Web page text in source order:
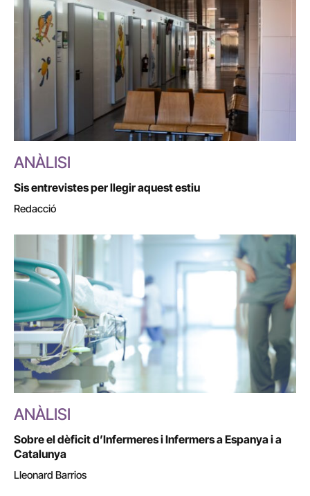
ANÀLISI
Sis entrevistes per llegir aquest estiu
Redacció
ANÀLISI
Sobre el dèficit d’Infermeres i Infermers a Espanya i a
Catalunya
Lleonard Barrios